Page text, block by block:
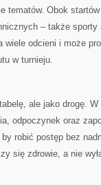
tematów. Obok
– także
odcieni i może
w turnieju.
ale jako drogę.
odpoczynek oraz
robić postęp bez
się zdrowie, a nie